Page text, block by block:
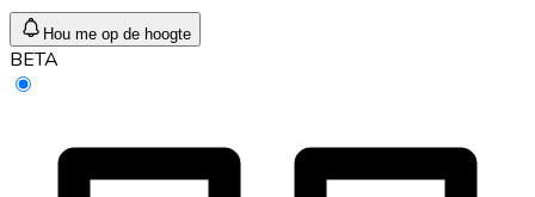
Hou me op de hoogte
BETA